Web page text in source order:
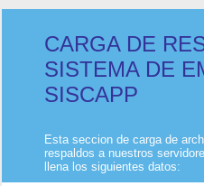
CARGA DE
SISTEMA DE
SISCAPP
Esta seccion de carga de
respaldos a nuestros
llena los siguientes datos: